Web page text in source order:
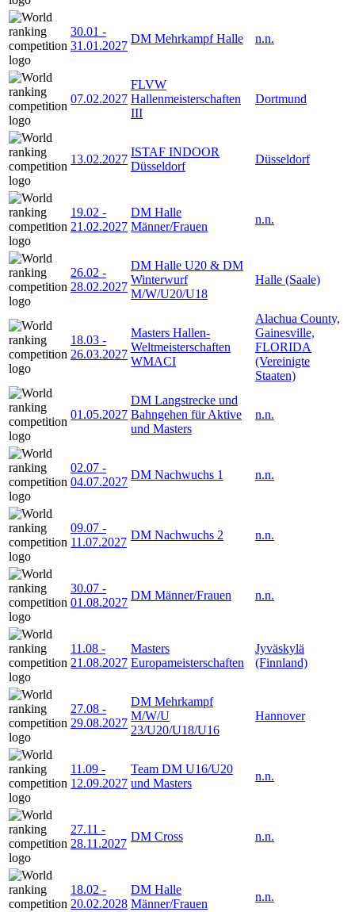
30.01 -
31.01.2027
DM Mehrkampf Halle n.n.
07.02.2027
FLVW
Hallenmeisterschaften
III
Dortmund
13.02.2027
ISTAF INDOOR
Düsseldorf
Düsseldorf
19.02 -
21.02.2027
DM Halle
Männer/Frauen
n.n.
26.02 -
28.02.2027
DM Halle U20 & DM
Winterwurf
M/W/U20/U18
Halle (Saale)
18.03 -
26.03.2027
Masters Hallen-
Weltmeisterschaften
WMACI
Alachua County,
Gainesville,
FLORIDA
(Vereinigte
Staaten)
01.05.2027
DM Langstrecke und
Bahngehen für Aktive
und Masters
n.n.
02.07 -
04.07.2027
DM Nachwuchs 1 n.n.
09.07 -
11.07.2027
DM Nachwuchs 2 n.n.
30.07 -
01.08.2027
DM Männer/Frauen n.n.
11.08 -
21.08.2027
Masters
Europameisterschaften
Jyväskylä
(Finnland)
27.08 -
29.08.2027
DM Mehrkampf
M/W/U
23/U20/U18/U16
Hannover
11.09 -
12.09.2027
Team DM U16/U20
und Masters
n.n.
27.11 -
28.11.2027
DM Cross n.n.
18.02 -
20.02.2028
DM Halle
Männer/Frauen
n.n.